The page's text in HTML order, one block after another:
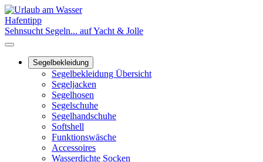
Hafentipp
Sehnsucht Segeln... auf Yacht & Jolle
Segelbekleidung
Segelbekleidung Übersicht
Segeljacken
Segelhosen
Segelschuhe
Segelhandschuhe
Softshell
Funktionswäsche
Accessoires
Wasserdichte Socken